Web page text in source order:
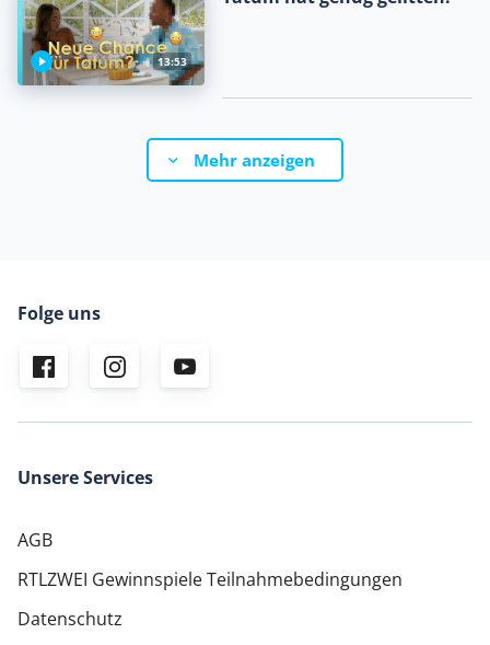
13:53
Mehr anzeigen
Folge uns
Unsere Services
AGB
RTLZWEI Gewinnspiele Teilnahmebedingungen
Datenschutz